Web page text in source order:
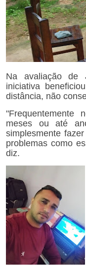
Na avaliação de
iniciativa
distância, não
"Frequentemente
meses ou até
simplesmente
problemas como
diz.